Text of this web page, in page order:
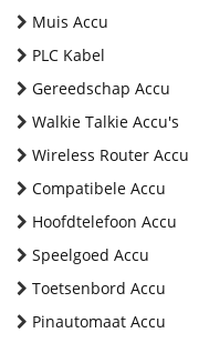
Muis Accu
PLC Kabel
Gereedschap Accu
Walkie Talkie Accu's
Wireless Router Accu
Compatibele Accu
Hoofdtelefoon Accu
Speelgoed Accu
Toetsenbord Accu
Pinautomaat Accu